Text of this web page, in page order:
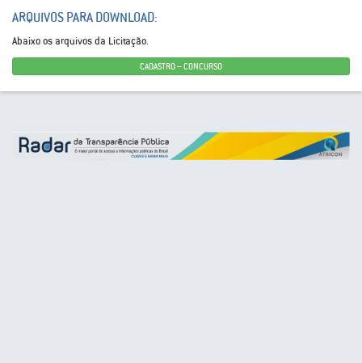
ARQUIVOS PARA DOWNLOAD:
Abaixo os arquivos da Licitação.
CADASTRO – CONCURSO